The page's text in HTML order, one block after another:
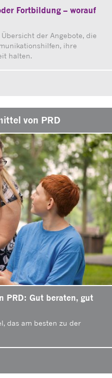
Fortbildung – worauf
der Angebote, die
ihre
halten.
von PRD
PRD: Gut beraten, gut
das am besten zu der